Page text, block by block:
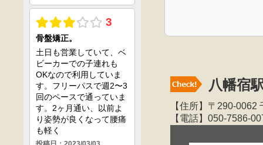
八幡宿
【住所】〒290-
【電話】050-7586-